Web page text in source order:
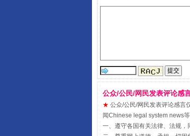
全民健身五年计划
公众/公民/网民发表评论感
★ 公众/公民/网民发表评论感言
闻Chinese legal system news
一、遵守各国有关法律、法规，